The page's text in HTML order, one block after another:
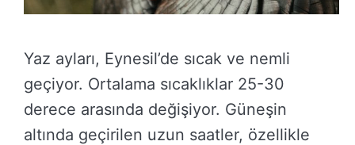
Yaz ayları, Eynesil’de sıcak ve nemli
geçiyor. Ortalama sıcaklıklar 25-30
derece arasında değişiyor. Güneşin
altında geçirilen uzun saatler, özellikle